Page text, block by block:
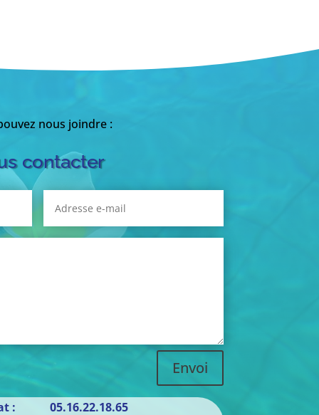
nous joindre :
contacter
Envoi
: 05.16.22.18.65